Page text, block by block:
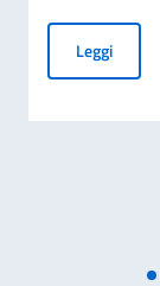
LeggiBorse